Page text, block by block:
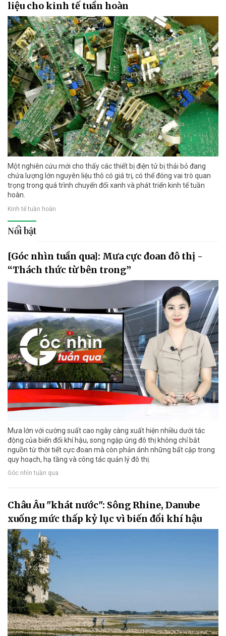
liệu cho kinh tế tuần hoàn
Một nghiên cứu mới cho thấy các thiết bị điện tử bị thải bỏ đang
chứa lượng lớn nguyên liệu thô có giá trị, có thể đóng vai trò quan
trọng trong quá trình chuyển đổi xanh và phát triển kinh tế tuần
hoàn.
Kinh tế tuần hoàn
Nổi bật
[Góc nhìn tuần qua]: Mưa cực đoan đô thị -
“Thách thức từ bên trong”
Mưa lớn với cường suất cao ngày càng xuất hiện nhiều dưới tác
động của biến đổi khí hậu, song ngập úng đô thị không chỉ bắt
nguồn từ thời tiết cực đoan mà còn phản ánh những bất cập trong
quy hoạch, hạ tầng và công tác quản lý đô thị.
Góc nhìn tuần qua
Châu Âu "khát nước": Sông Rhine, Danube
xuống mức thấp kỷ lục vì biến đổi khí hậu